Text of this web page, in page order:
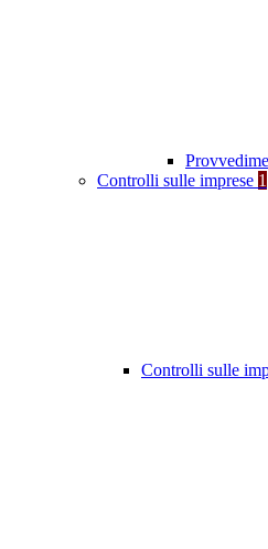
Controlli sulle imprese 1
Controlli sulle